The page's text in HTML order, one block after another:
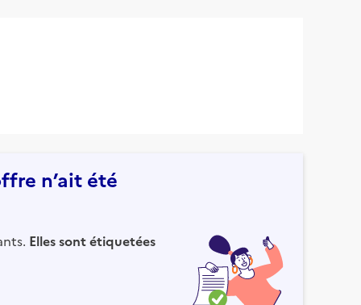
n’ait été
Elles sont étiquetées